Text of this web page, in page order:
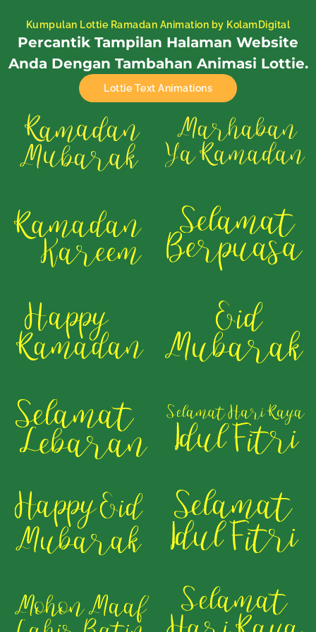
Kumpulan Lottie Ramadan Animation by KolamDigital
Percantik Tampilan Halaman Website
Anda Dengan Tambahan Animasi Lottie.
Lottie Text Animations